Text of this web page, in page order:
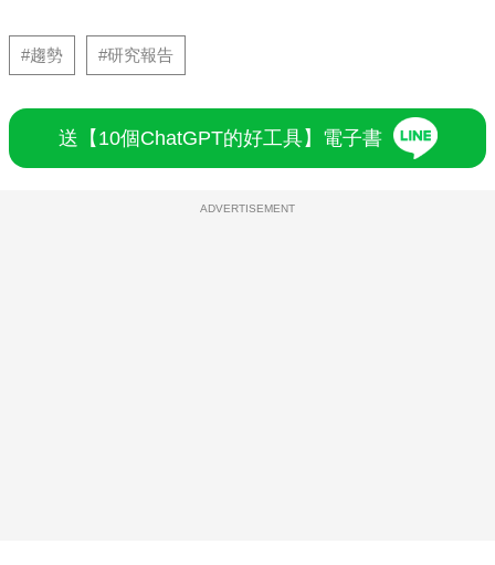
#趨勢 #研究報告
送【10個ChatGPT的好工具】電子書
ADVERTISEMENT